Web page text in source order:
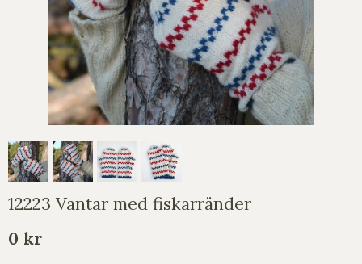
12223 Vantar med fiskarränder
0 kr